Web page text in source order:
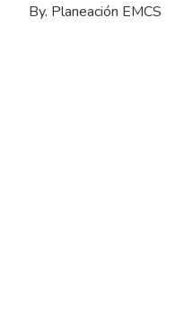
By. Planeación EMCS